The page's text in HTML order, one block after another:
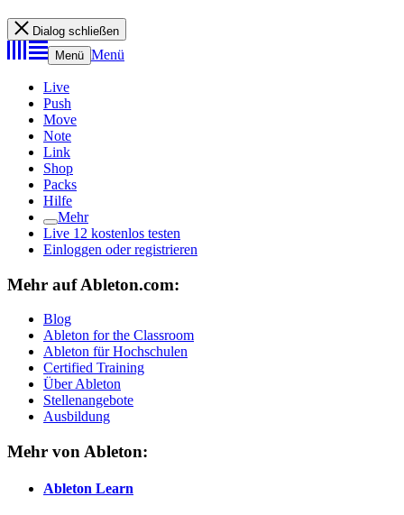
Dialog schließen
Menü Menü
Live
Push
Move
Note
Link
Shop
Packs
Hilfe
Mehr
Live 12 kostenlos testen
Einloggen oder registrieren
Mehr auf Ableton.com:
Blog
Ableton for the Classroom
Ableton für Hochschulen
Certified Training
Über Ableton
Stellenangebote
Ausbildung
Mehr von Ableton:
Ableton Learn